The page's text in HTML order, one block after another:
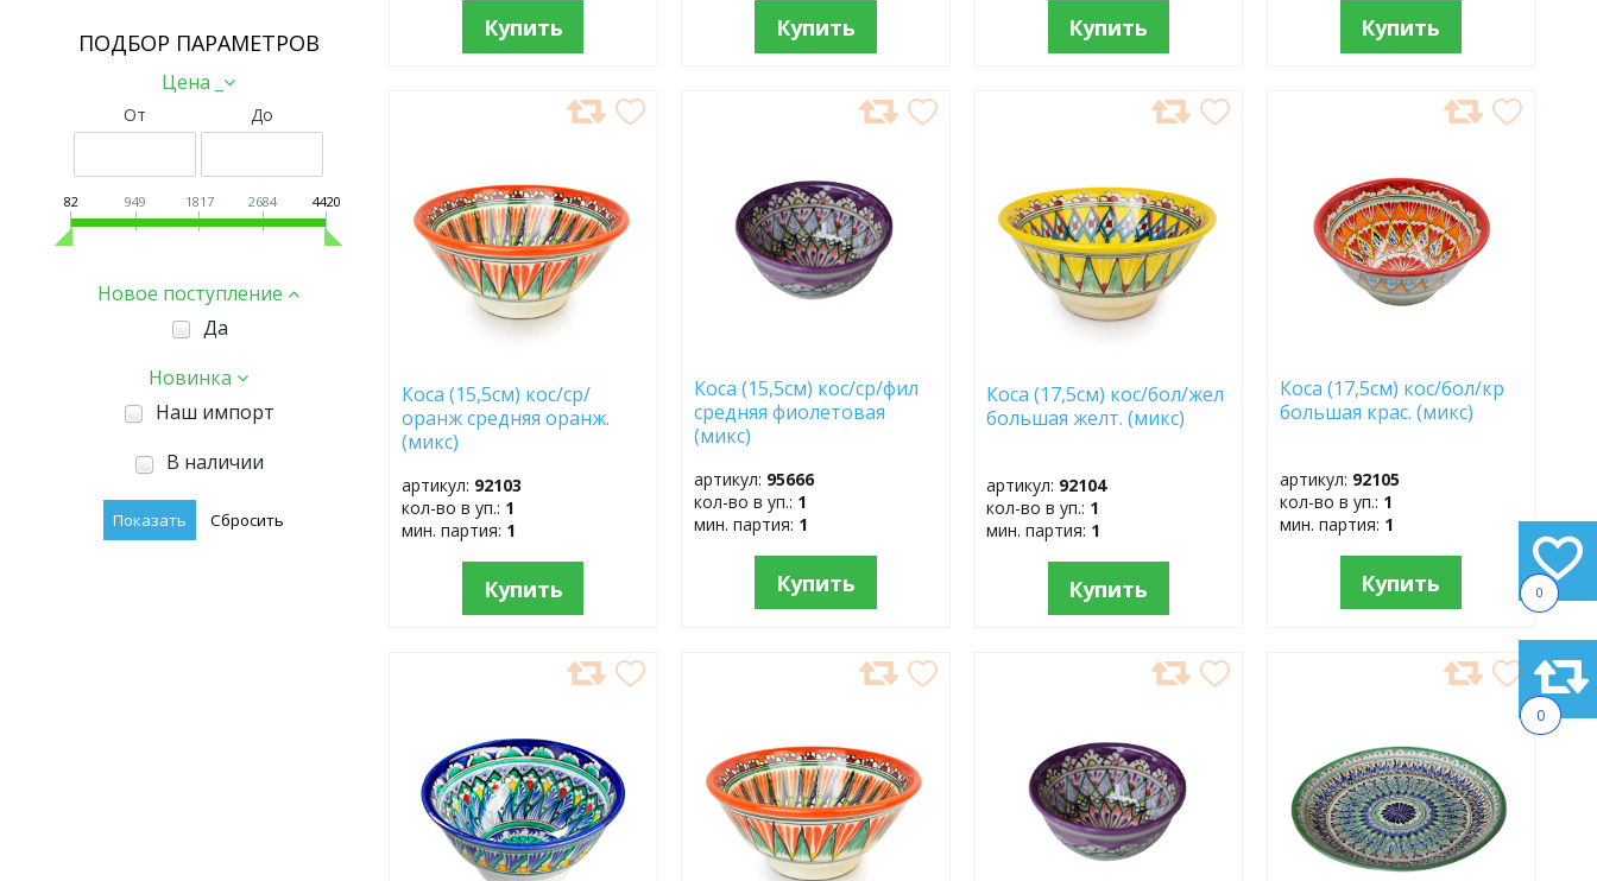
0
0
ПОДБОР ПАРАМЕТРОВ
Цена _
От До
82 949 1817 2684 4420
Новое поступление
Да
Новинка
Наш импорт
В наличии
Купить Купить Купить Купить
Коса (15,5см) кос/ср/
оранж средняя оранж.
(микс)
артикул: 92103
кол-во в уп.: 1
мин. партия: 1
Купить
Коса (15,5см) кос/ср/фил
средняя фиолетовая
(микс)
артикул: 95666
кол-во в уп.: 1
мин. партия: 1
Купить
Коса (17,5см) кос/бол/жел
большая желт. (микс)
артикул: 92104
кол-во в уп.: 1
мин. партия: 1
Купить
Коса (17,5см) кос/бол/кр
большая крас. (микс)
артикул: 92105
кол-во в уп.: 1
мин. партия: 1
Купить